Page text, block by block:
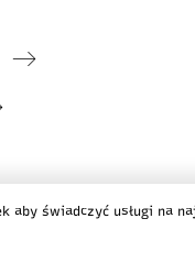
Wszystkie prawa
aby świadczyć usługi na